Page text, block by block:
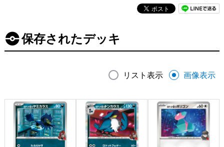
保存されたデッキ
リスト表示 画像表示